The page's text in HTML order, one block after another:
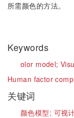
所需颜色的方法。
Keywords
olor model;
Human factor
关键词
颜色模型; 可视